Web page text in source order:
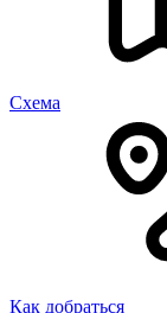
Cхема
Как добраться